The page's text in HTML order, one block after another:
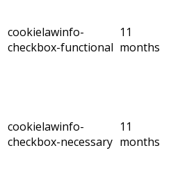
cookielawinfo-
checkbox-functional
11
months
cookielawinfo-
checkbox-necessary
11
months